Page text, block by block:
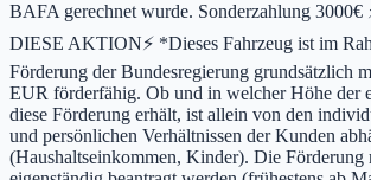
BAFA gerechnet wurde. Sonderzahlung
DIESE AKTION⚡ *Dieses Fahrzeug ist im
Förderung der Bundesregierung grundsätzlich
EUR förderfähig. Ob und in welcher Höhe der
diese Förderung erhält, ist allein von den
und persönlichen Verhältnissen der Kunden
(Haushaltseinkommen, Kinder). Die Förderung